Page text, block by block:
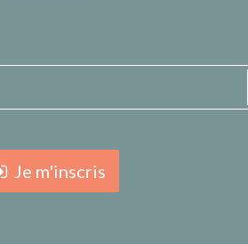
Je m'inscris